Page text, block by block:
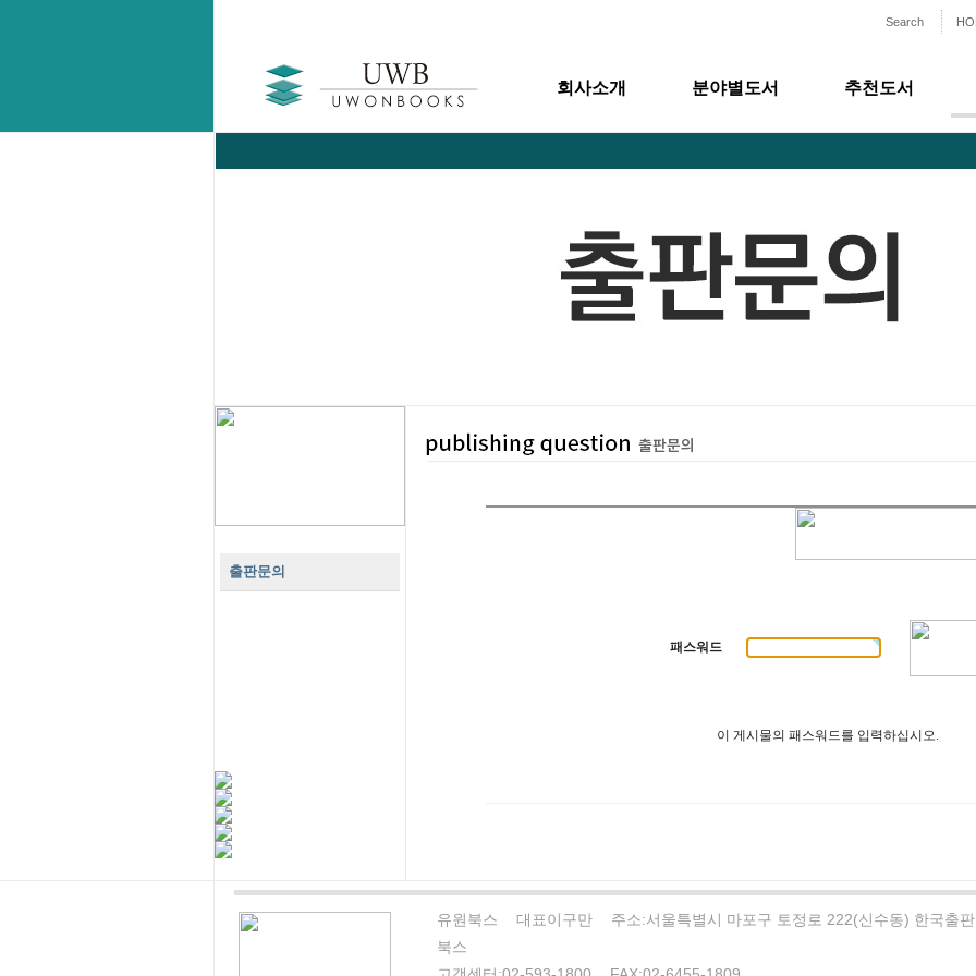
Search
회사소개 분야별도서 추천도서
출판문의
패스워드
이 게시물의 패스워드를 입력하십시오.
유원북스 대표이구만 주소:서울특별시 마포구 토정로 222(신수동) 한국출
북스